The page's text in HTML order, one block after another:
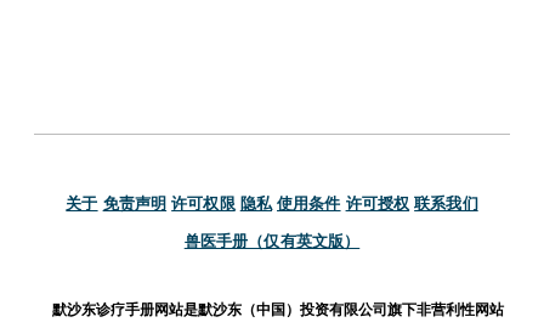
关于 免责声明 许可权限 隐私 使用条件 许可授权 联系我们
兽医手册（仅有英文版）
默沙东诊疗手册网站是默沙东（中国）投资有限公司旗下非营利性网站